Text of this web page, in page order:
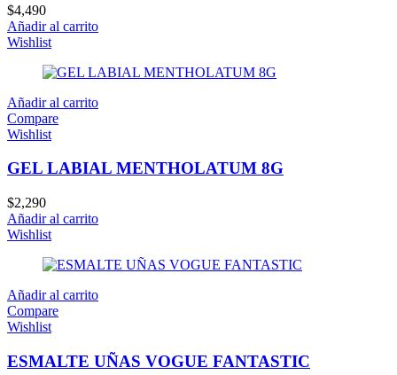
$4,490
Añadir al carrito
Wishlist
Añadir al carrito
Compare
Wishlist
GEL LABIAL MENTHOLATUM 8G
$2,290
Añadir al carrito
Wishlist
Añadir al carrito
Compare
Wishlist
ESMALTE UÑAS VOGUE FANTASTIC